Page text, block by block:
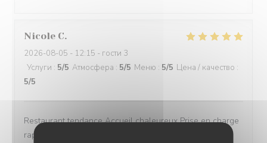
Nicole C
2026-08-05 - 12:15 - гости 3
Услуги : 5/5 Атмосфера : 5/5 Меню : 5/5 Цена / качество :
5/5
Restaurant tendance Accueil chaleureux Prise en charge
rapide Bon rapport qualité/prix Assiettes copieuses et